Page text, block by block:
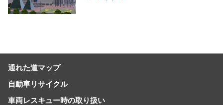
通れた道マップ
自動車リサイクル
車両レスキュー時の取り扱い